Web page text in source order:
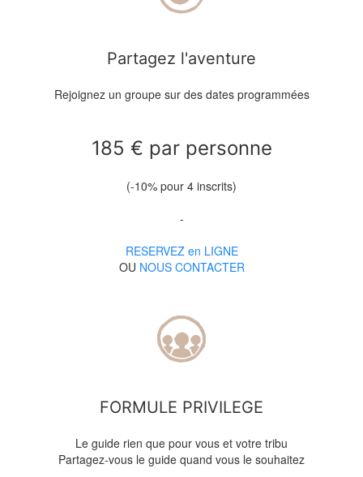
Partagez l'aventure
Rejoignez un groupe sur des dates programmées
185 € par personne
(-10% pour 4 inscrits)
-
RESERVEZ en LIGNE
OU NOUS CONTACTER
FORMULE PRIVILEGE
Le guide rien que pour vous et votre tribu
Partagez-vous le guide quand vous le souhaitez